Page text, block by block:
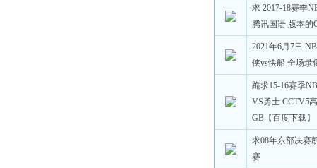
求 2017-18赛季
腾讯国语 版本的
2021年6月7日
侠vs快船 全场录
跪求15-16赛季
VS勇士 CCTV5
GB【百度下载】
求08年东部决赛
赛